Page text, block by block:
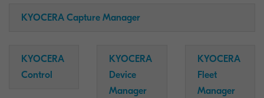
KYOCERA Capture Manager
KYOCERA
Control
KYOCERA
Device
Manager
KYOCERA
Fleet
Manager